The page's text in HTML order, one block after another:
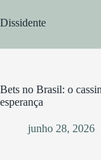
para
o
Dissidente
Bets no Brasil: o
esperança
junho 28, 2026